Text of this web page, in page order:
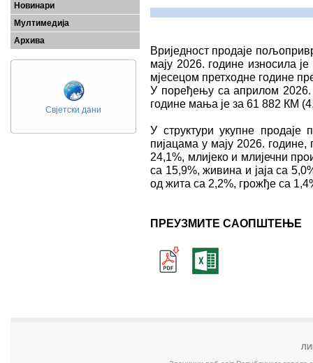
Новинари
Мултимедија
Архива
Свјетски дани
Вриједност продаjе
мају 2026. године износила
мјесецом претходне године
У поређењу са априлом 2026.
године мања је за 61 882 КМ
У структури укупне
пијацама у мају 2026.
24,1%, млијеко и млијечни
са 15,9%, живина и јаја са
од жита са 2,2%, грожђе са
ПРЕУЗМИТЕ САОПШТЕЊЕ